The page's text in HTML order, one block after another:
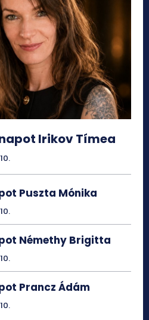
Irikov Tímea
Puszta Mónika
Némethy Brigitta
Prancz Ádám